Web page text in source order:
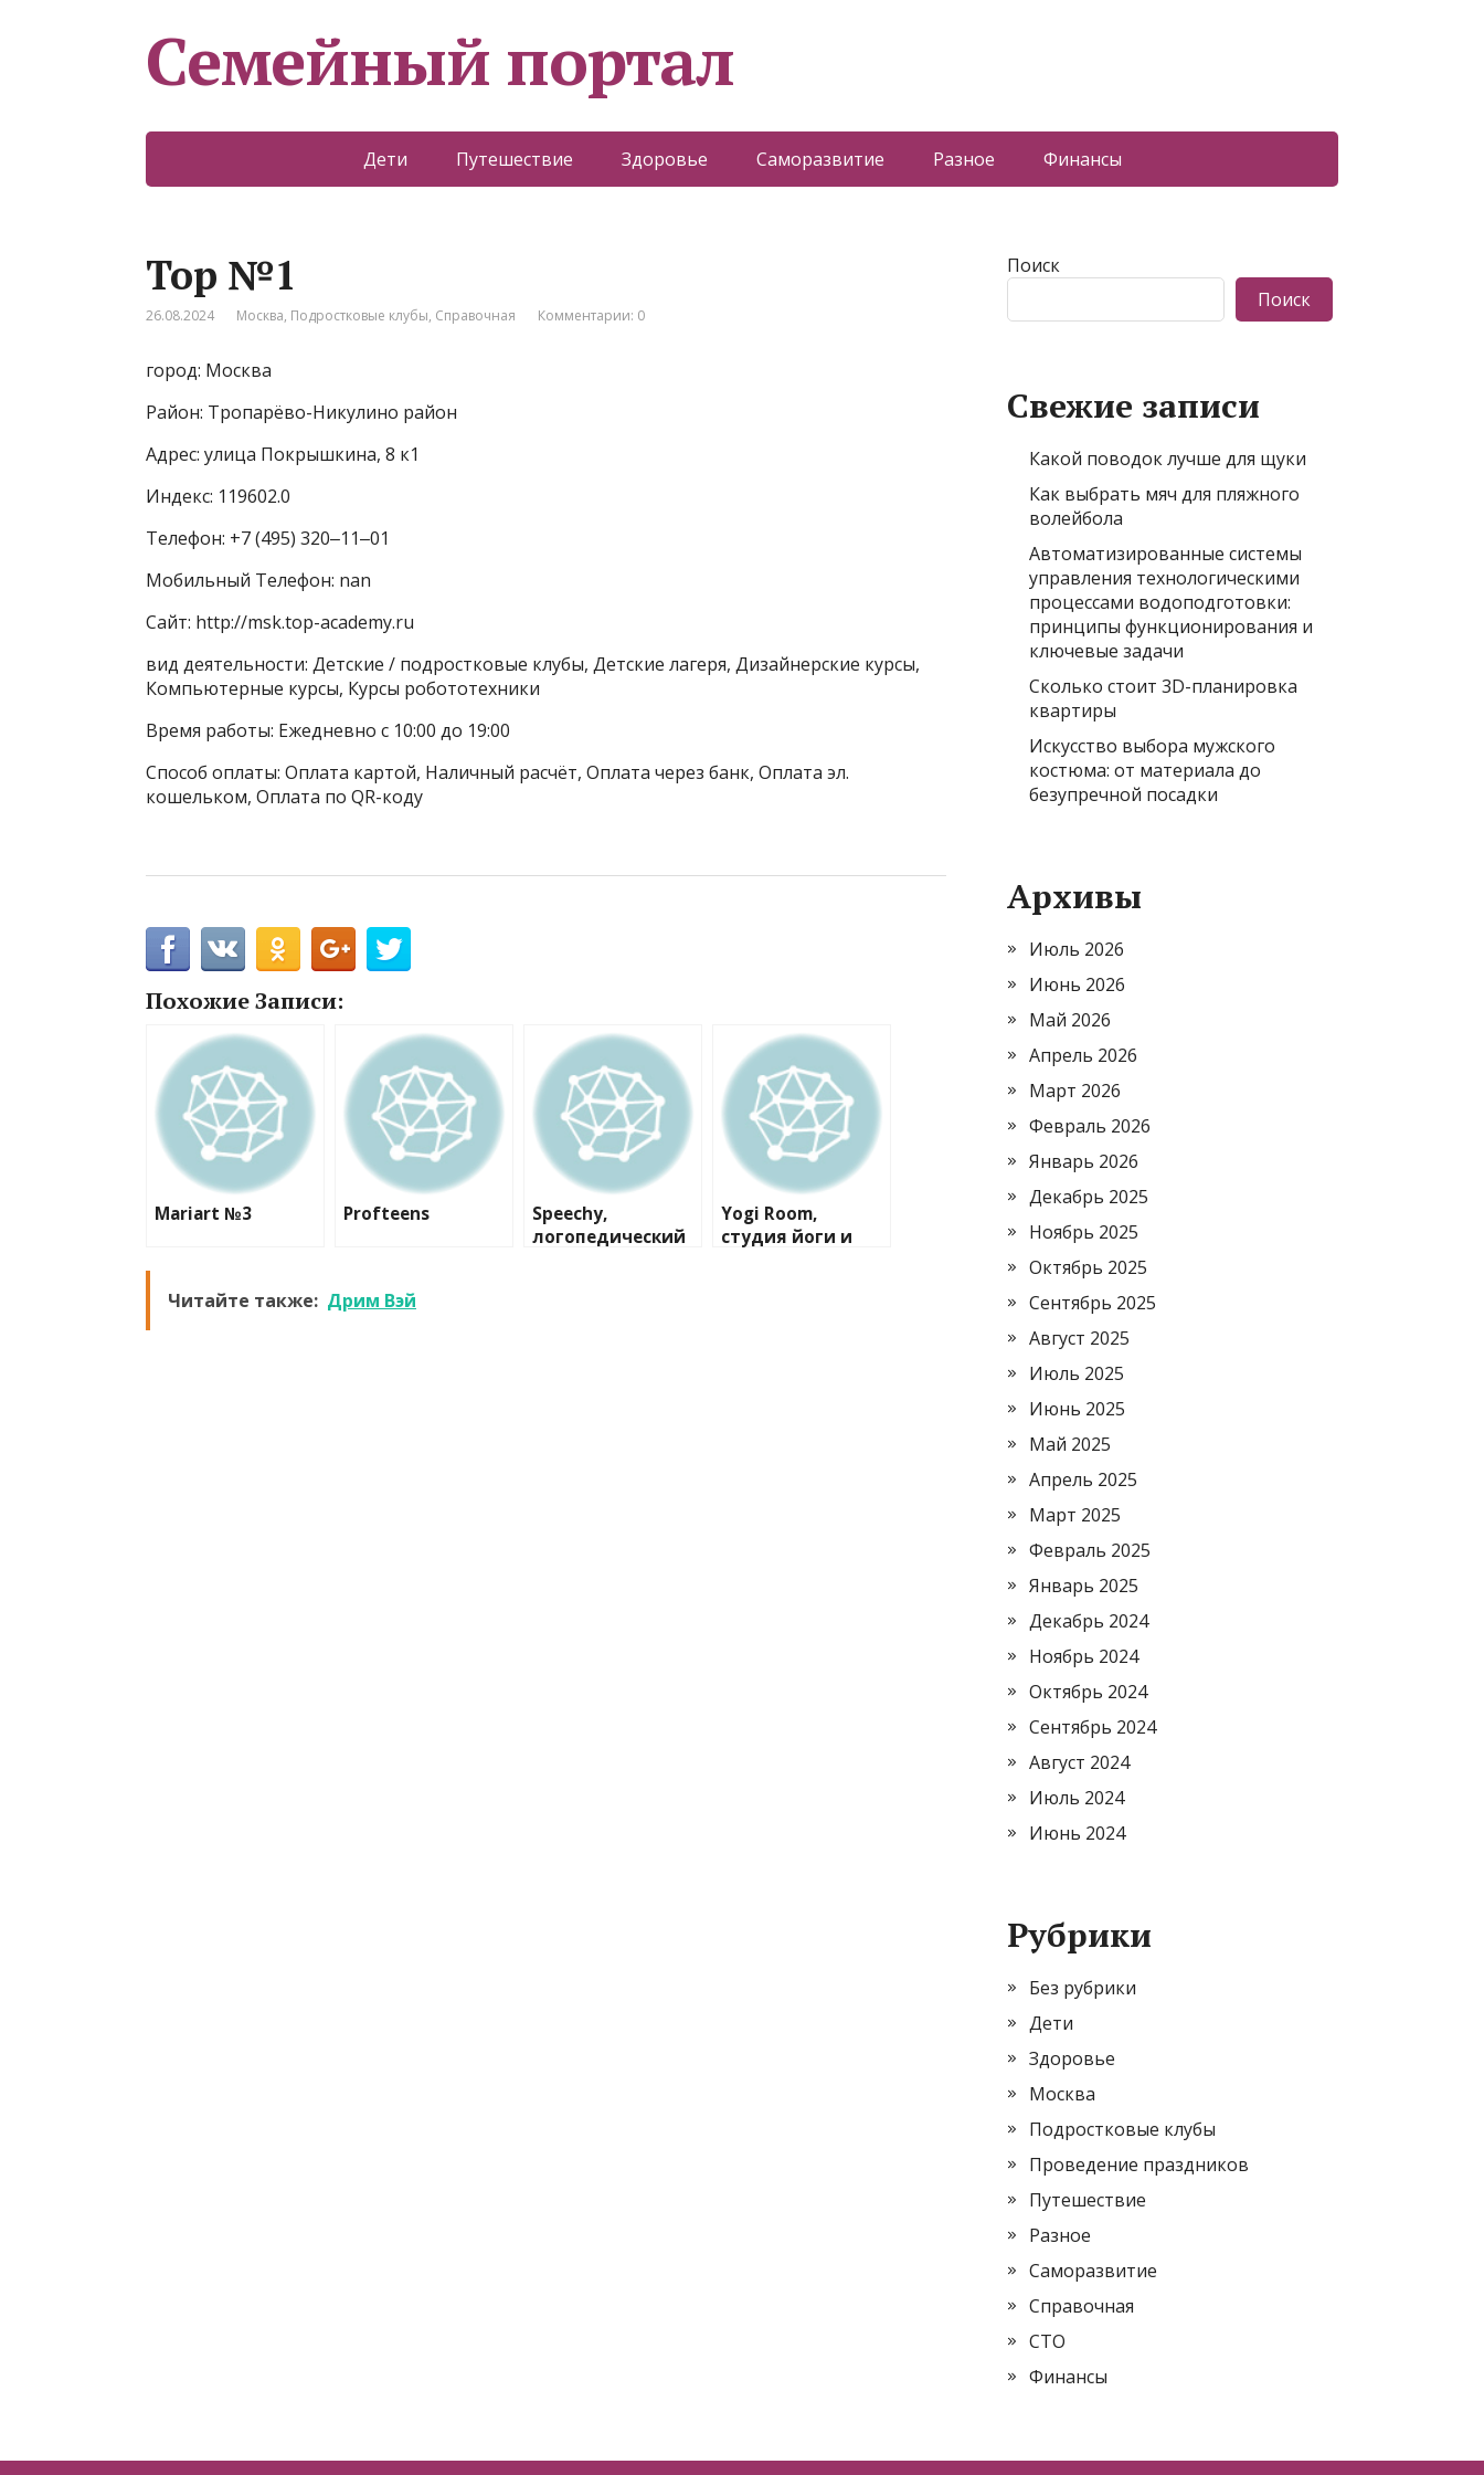
Семейный портал
Дети Путешествие Здоровье Саморазвитие Разное Финансы
Top №1
26.08.2024 Москва, Подростковые клубы, Справочная Комментарии: 0
город: Москва
Район: Тропарёво-Никулино район
Адрес: улица Покрышкина, 8 к1
Индекс: 119602.0
Телефон: +7 (495) 320‒11‒01
Мобильный Телефон: nan
Сайт: http://msk.top-academy.ru
вид деятельности: Детские / подростковые клубы, Детские лагеря, Дизайнерские курсы,
Компьютерные курсы, Курсы робототехники
Время работы: Ежедневно с 10:00 до 19:00
Способ оплаты: Оплата картой, Наличный расчёт, Оплата через банк, Оплата эл.
кошельком, Оплата по QR-коду
Похожие Записи:
Mariart №3 Profteens
Speechy,
логопедический
Yogi Room,
студия йоги и
Читайте также: Дрим Вэй
Поиск
Поиск
Свежие записи
Какой поводок лучше для щуки
Как выбрать мяч для пляжного
волейбола
Автоматизированные системы
управления технологическими
процессами водоподготовки:
принципы функционирования и
ключевые задачи
Сколько стоит 3D-планировка
квартиры
Искусство выбора мужского
костюма: от материала до
безупречной посадки
Архивы
Июль 2026
Июнь 2026
Май 2026
Апрель 2026
Март 2026
Февраль 2026
Январь 2026
Декабрь 2025
Ноябрь 2025
Октябрь 2025
Сентябрь 2025
Август 2025
Июль 2025
Июнь 2025
Май 2025
Апрель 2025
Март 2025
Февраль 2025
Январь 2025
Декабрь 2024
Ноябрь 2024
Октябрь 2024
Сентябрь 2024
Август 2024
Июль 2024
Июнь 2024
Рубрики
Без рубрики
Дети
Здоровье
Москва
Подростковые клубы
Проведение праздников
Путешествие
Разное
Саморазвитие
Справочная
СТО
Финансы